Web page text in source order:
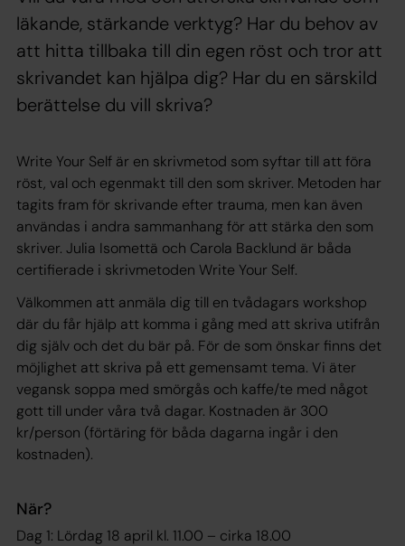
läkande, stärkande verktyg? Har du behov av
att hitta tillbaka till din egen röst och tror att
skrivandet kan hjälpa dig? Har du en särskild
berättelse du vill skriva?
Write Your Self är en skrivmetod som syftar till att föra
röst, val och egenmakt till den som skriver. Metoden har
tagits fram för skrivande efter trauma, men kan även
användas i andra sammanhang för att stärka den som
skriver. Julia Isomettä och Carola Backlund är båda
certifierade i skrivmetoden Write Your Self.
Välkommen att anmäla dig till en tvådagars workshop
där du får hjälp att komma i gång med att skriva utifrån
dig själv och det du bär på. För de som önskar finns det
möjlighet att skriva på ett gemensamt tema. Vi äter
vegansk soppa med smörgås och kaffe/te med något
gott till under våra två dagar. Kostnaden är 300
kr/person (förtäring för båda dagarna ingår i den
kostnaden).
När?
Dag 1: Lördag 18 april kl. 11.00 – cirka 18.00